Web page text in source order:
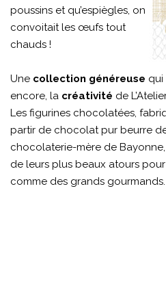
poussins et qu’espiègles, on
convoitait les œufs tout
chauds !
Une collection généreuse qui
encore, la créativité de
Les figurines chocolatées,
partir de chocolat pur beurre
chocolaterie-mère de
de leurs plus beaux atours
comme des grands gourmands.